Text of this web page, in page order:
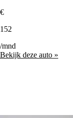
€
152
/mnd
Bekijk deze auto »